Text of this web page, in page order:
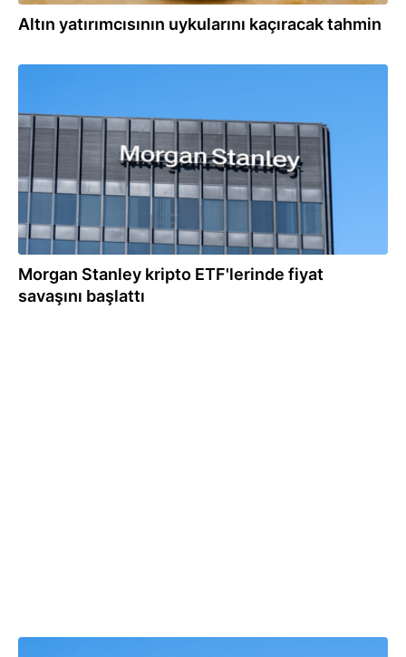
Altın yatırımcısının uykularını kaçıracak tahmin
Morgan Stanley kripto ETF'lerinde fiyat
savaşını başlattı